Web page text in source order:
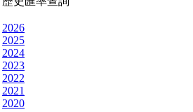
2026
2025
2024
2023
2022
2021
2020